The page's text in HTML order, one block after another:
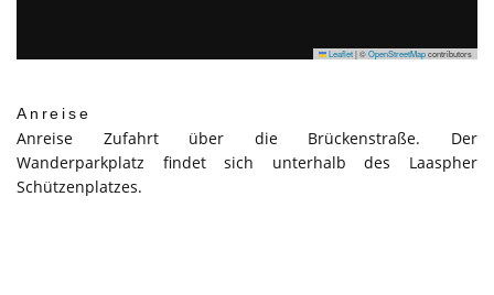
Leaflet|©OpenStreetMapcontributors
Anreise
Anreise Zufahrt über die Brückenstraße. Der
Wanderparkplatz findet sich unterhalb des Laaspher
Schützenplatzes.